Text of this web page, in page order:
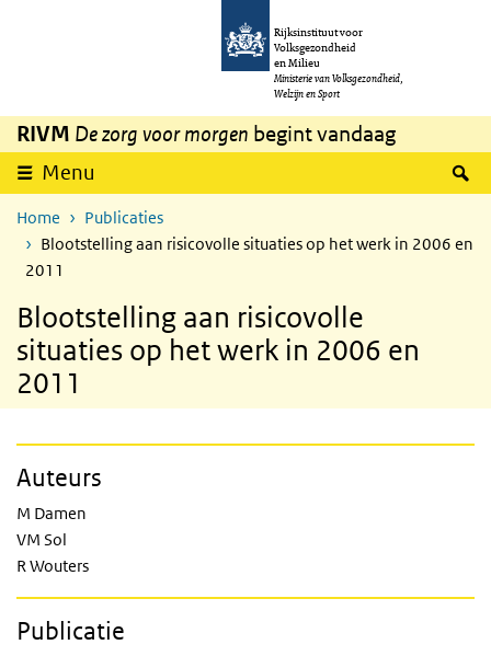
Overslaan en naar de inhoud gaan
Rijksinstituut voor
Volksgezondheid
en Milieu
Ministerie van Volksgezondheid,
Welzijn en Sport
RIVM De zorg voor morgen begint vandaag
Menu
Home
Publicaties
Blootstelling aan risicovolle situaties op het werk in 2006 en
2011
Blootstelling aan risicovolle
situaties op het werk in 2006 en
2011
Auteurs
M Damen
VM Sol
R Wouters
Publicatie